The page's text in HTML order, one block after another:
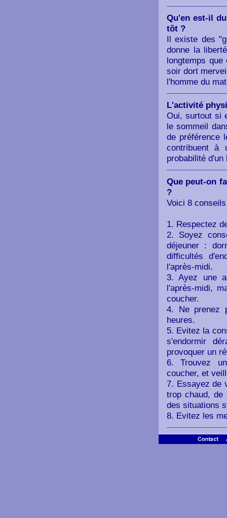
Qu'en est-il
tôt ?
Il existe des
donne la
longtemps
soir dort
l'homme du
L'activité
Oui, surtout si
le sommeil
de préférence
contribuent à
probabilité d'un
Que peut-on
?
Voici 8
1. Respectez
2. Soyez
déjeuner :
difficultés
l'après-midi.
3. Ayez une
l'après-midi,
coucher.
4. Ne prenez
heures.
5. Evitez la
s'endormir
provoquer un
6. Trouvez
coucher, et
7. Essayez de
trop chaud, de
des situations
8. Evitez les